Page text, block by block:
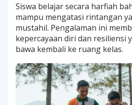
Siswa belajar secara harfiah
mampu mengatasi rintangan
mustahil. Pengalaman ini
kepercayaan diri dan resiliensi
bawa kembali ke ruang kelas.